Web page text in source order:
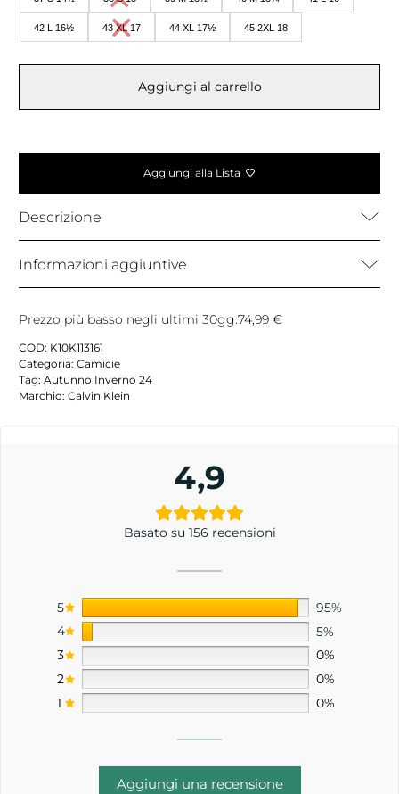
42 L 16½ 43 XL 17 44 XL 17½ 45 2XL 18
Aggiungi al carrello
Aggiungi alla Lista
Descrizione
Informazioni aggiuntive
Prezzo più basso negli ultimi 30gg:74,99 €
COD: K10K113161
Categoria: Camicie
Tag: Autunno Inverno 24
Marchio: Calvin Klein
4,9
Basato su 156 recensioni
5
95%
4
5%
3
0%
2
0%
1
0%
Aggiungi una recensione